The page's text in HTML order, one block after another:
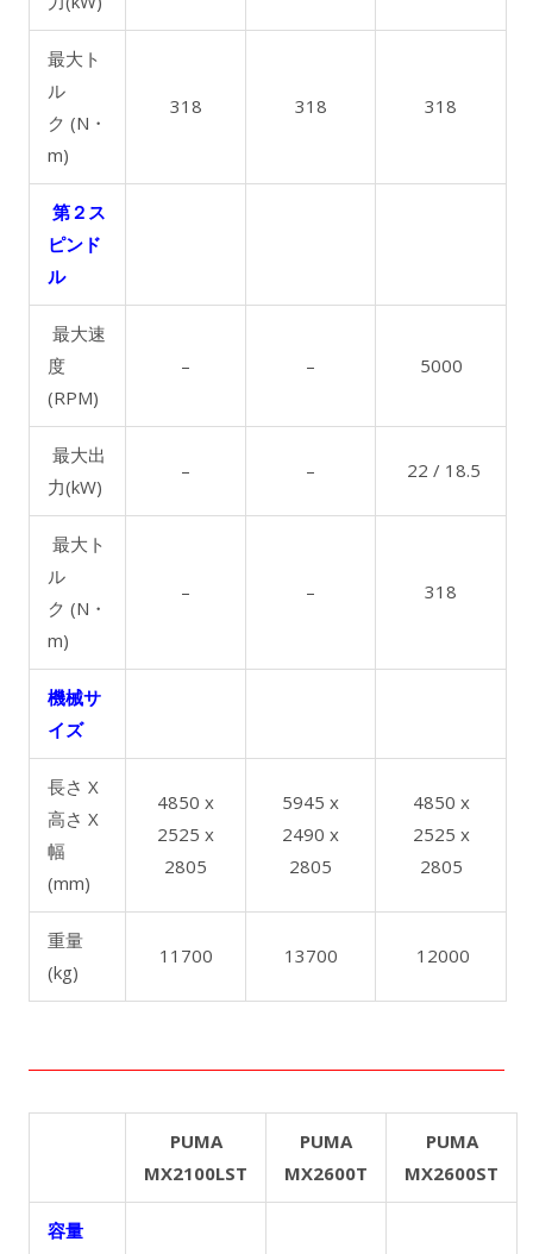
最大ト
ル
ク (N・
m)
318 318 318
第２ス
ピンド
ル
最大速
度
(RPM)
– – 5000
最大出
力(kW)
– – 22 / 18.5
最大ト
ル
ク (N・
m)
– – 318
機械サ
イズ
長さ X
高さ X
幅
(mm)
4850 x
2525 x
2805
5945 x
2490 x
2805
4850 x
2525 x
2805
重量
(kg)
11700 13700 12000
PUMA
MX2100LST
PUMA
MX2600T
PUMA
MX2600ST
容量